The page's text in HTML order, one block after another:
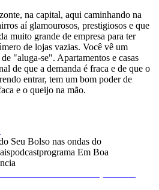
na capital, aqui caminhando na
aí glamourosos, prestigiosos e que
muito grande de empresa para ter
de lojas vazias. Você vê um
"aluga-se". Apartamentos e casas
de que a demanda é fraca e de que o
entrar, tem um bom poder de
e o queijo na mão.
Seu Bolso nas ondas do
podcastprograma Em Boa